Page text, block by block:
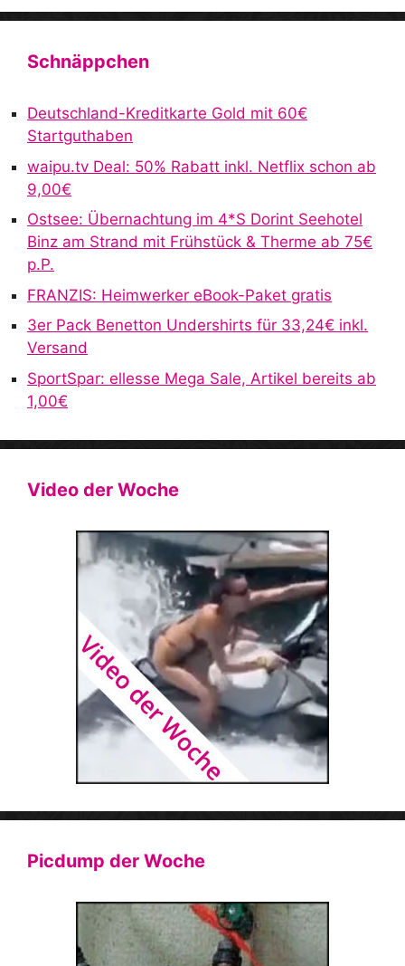
A
n
t
Schnäppchen
Deutschland-Kreditkarte Gold mit 60€
Startguthaben
waipu.tv Deal: 50% Rabatt inkl. Netflix schon ab
9,00€
Ostsee: Übernachtung im 4*S Dorint Seehotel
Binz am Strand mit Frühstück & Therme ab 75€
p.P.
FRANZIS: Heimwerker eBook-Paket gratis
3er Pack Benetton Undershirts für 33,24€ inkl.
Versand
SportSpar: ellesse Mega Sale, Artikel bereits ab
1,00€
Video der Woche
Picdump der Woche